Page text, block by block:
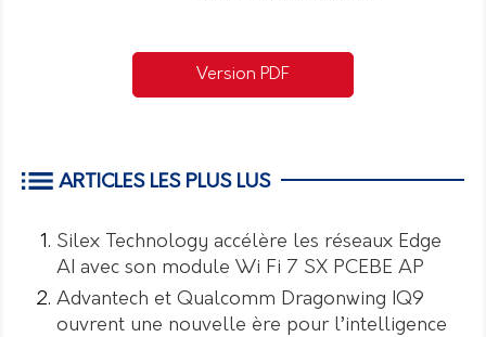
Version PDF
ARTICLES LES PLUS LUS
Silex Technology accélère les réseaux Edge
AI avec son module Wi Fi 7 SX PCEBE AP
Advantech et Qualcomm Dragonwing IQ9
ouvrent une nouvelle ère pour l’intelligence